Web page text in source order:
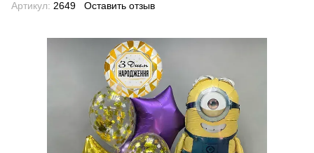
Артикул: 2649 Оставить отзыв